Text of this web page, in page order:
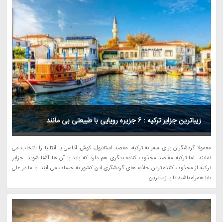
زیباترین جزایر ترکیه : 6 جزیره رویایی با طبیعتی بی مانند
معمولا گردشگران برای سفر به ترکیه، مقصد استانبول، کوش آداسی یا آنتالیا را انتخاب می
نمایند. اما ترکیه مقاصد مجذوب کننده دیگری هم دارد که باید با آن ها آشنا شوید. جزایر
ترکیه از مجذوب کننده ترین جاذبه های گردشگری این کشور به حساب می آیند. با ما در علی
بابا همراه باشید تا با زیباترین...